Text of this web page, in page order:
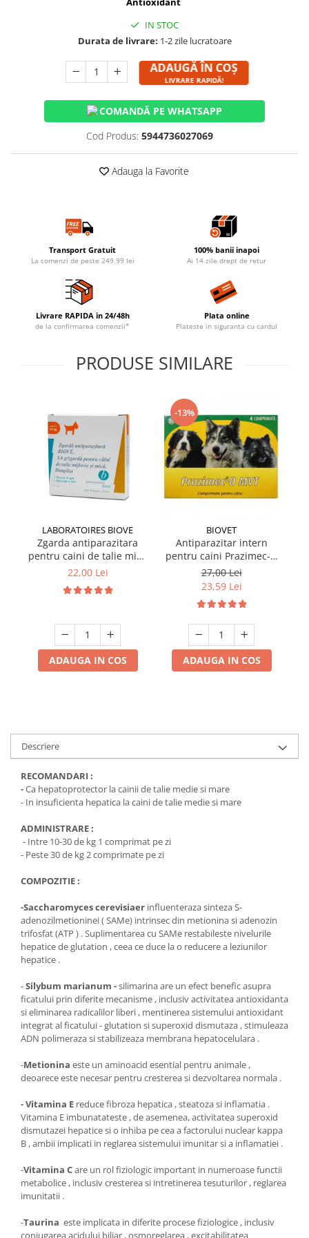
IN STOC
Durata de livrare: 1-2 zile lucratoare
ADAUGĂ ÎN COȘ
LIVRARE RAPIDĂ!
COMANDĂ PE WHATSAPP
Cod Produs: 5944736027069
Adauga la Favorite
Transport Gratuit
La comenzi de peste 249.99 lei
100% banii inapoi
Ai 14 zile drept de retur
Livrare RAPIDA in 24/48h
de la confirmarea comenzii*
Plata online
Plateste in siguranta cu cardul
PRODUSE SIMILARE
LABORATOIRES BIOVE
Zgarda antiparazitara
pentru caini de talie mica
Biove 60 cm
22,00 Lei
ADAUGA IN COS
-13%
BIOVET
Antiparazitar intern
pentru caini Prazimec-D
MVT 4 comprimate
27,00 Lei
23,59 Lei
ADAUGA IN COS
Descriere
RECOMANDARI :
-Ca hepatoprotector la cainii de talie medie si mare
- In insuficienta hepatica la caini de talie medie si mare
ADMINISTRARE :
- Intre 10-30 de kg 1 comprimat pe zi
- Peste 30 de kg 2 comprimate pe zi
COMPOZITIE :
-Saccharomyces cerevisiaer influenteraza sinteza S-
adenozilmetioninei ( SAMe) intrinsec din metionina si adenozin
trifosfat (ATP ) . Suplimentarea cu SAMe restabileste nivelurile
hepatice de glutation , ceea ce duce la o reducere a leziunilor
hepatice .
-Silybum marianum -silimarina are un efect benefic asupra
ficatului prin diferite mecanisme , inclusiv activitatea antioxidanta
si eliminarea radicalilor liberi , mentinerea sistemului antioxidant
integrat al ficatului - glutation si superoxid dismutaza , stimuleaza
ADN polimeraza si stabilizeaza membrana hepatocelulara .
-Metionina este un aminoacid esential pentru animale ,
deoarece este necesar pentru cresterea si dezvoltarea normala .
- Vitamina E reduce fibroza hepatica , steatoza si inflamatia .
Vitamina E imbunatateste , de asemenea, activitatea superoxid
dismutazei hepatice si o inhiba pe cea a factorului nuclear kappa
B , ambii implicati in reglarea sistemului imunitar si a inflamatiei .
-Vitamina Care un rol fiziologic important in numeroase functii
metabolice , inclusiv cresterea si intretinerea tesuturilor , reglarea
imunitatii .
-Taurina este implicata in diferite procese fiziologice , inclusiv
conjugarea acidului biliar , osmoreglarea , excitabilitatea